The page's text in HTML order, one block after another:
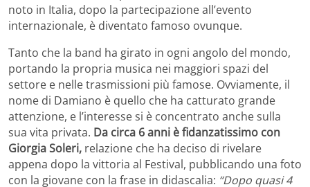
noto in Italia, dopo la partecipazione all’evento
internazionale, è diventato famoso ovunque.
Tanto che la band ha girato in ogni angolo del mondo,
portando la propria musica nei maggiori spazi del
settore e nelle trasmissioni più famose. Ovviamente, il
nome di Damiano è quello che ha catturato grande
attenzione, e l’interesse si è concentrato anche sulla
sua vita privata. Da circa 6 anni è fidanzatissimo con
Giorgia Soleri, relazione che ha deciso di rivelare
appena dopo la vittoria al Festival, pubblicando una foto
con la giovane con la frase in didascalia: “Dopo quasi 4